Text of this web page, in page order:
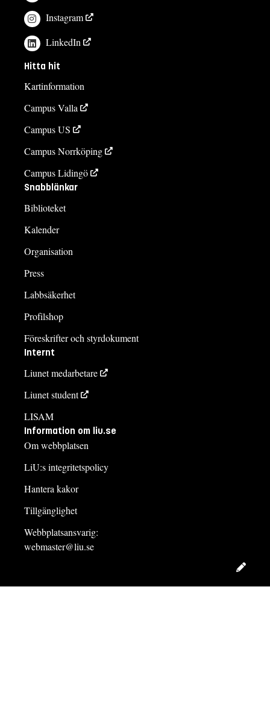
Instagram
LinkedIn
Hitta hit
Kartinformation
Campus Valla
Campus US
Campus Norrköping
Campus Lidingö
Snabblänkar
Biblioteket
Kalender
Organisation
Press
Labbsäkerhet
Profilshop
Föreskrifter och styrdokument
Internt
Liunet medarbetare
Liunet student
LISAM
Information om liu.se
Om webbplatsen
LiU:s integritetspolicy
Hantera kakor
Tillgänglighet
Webbplatsansvarig:
webmaster@liu.se